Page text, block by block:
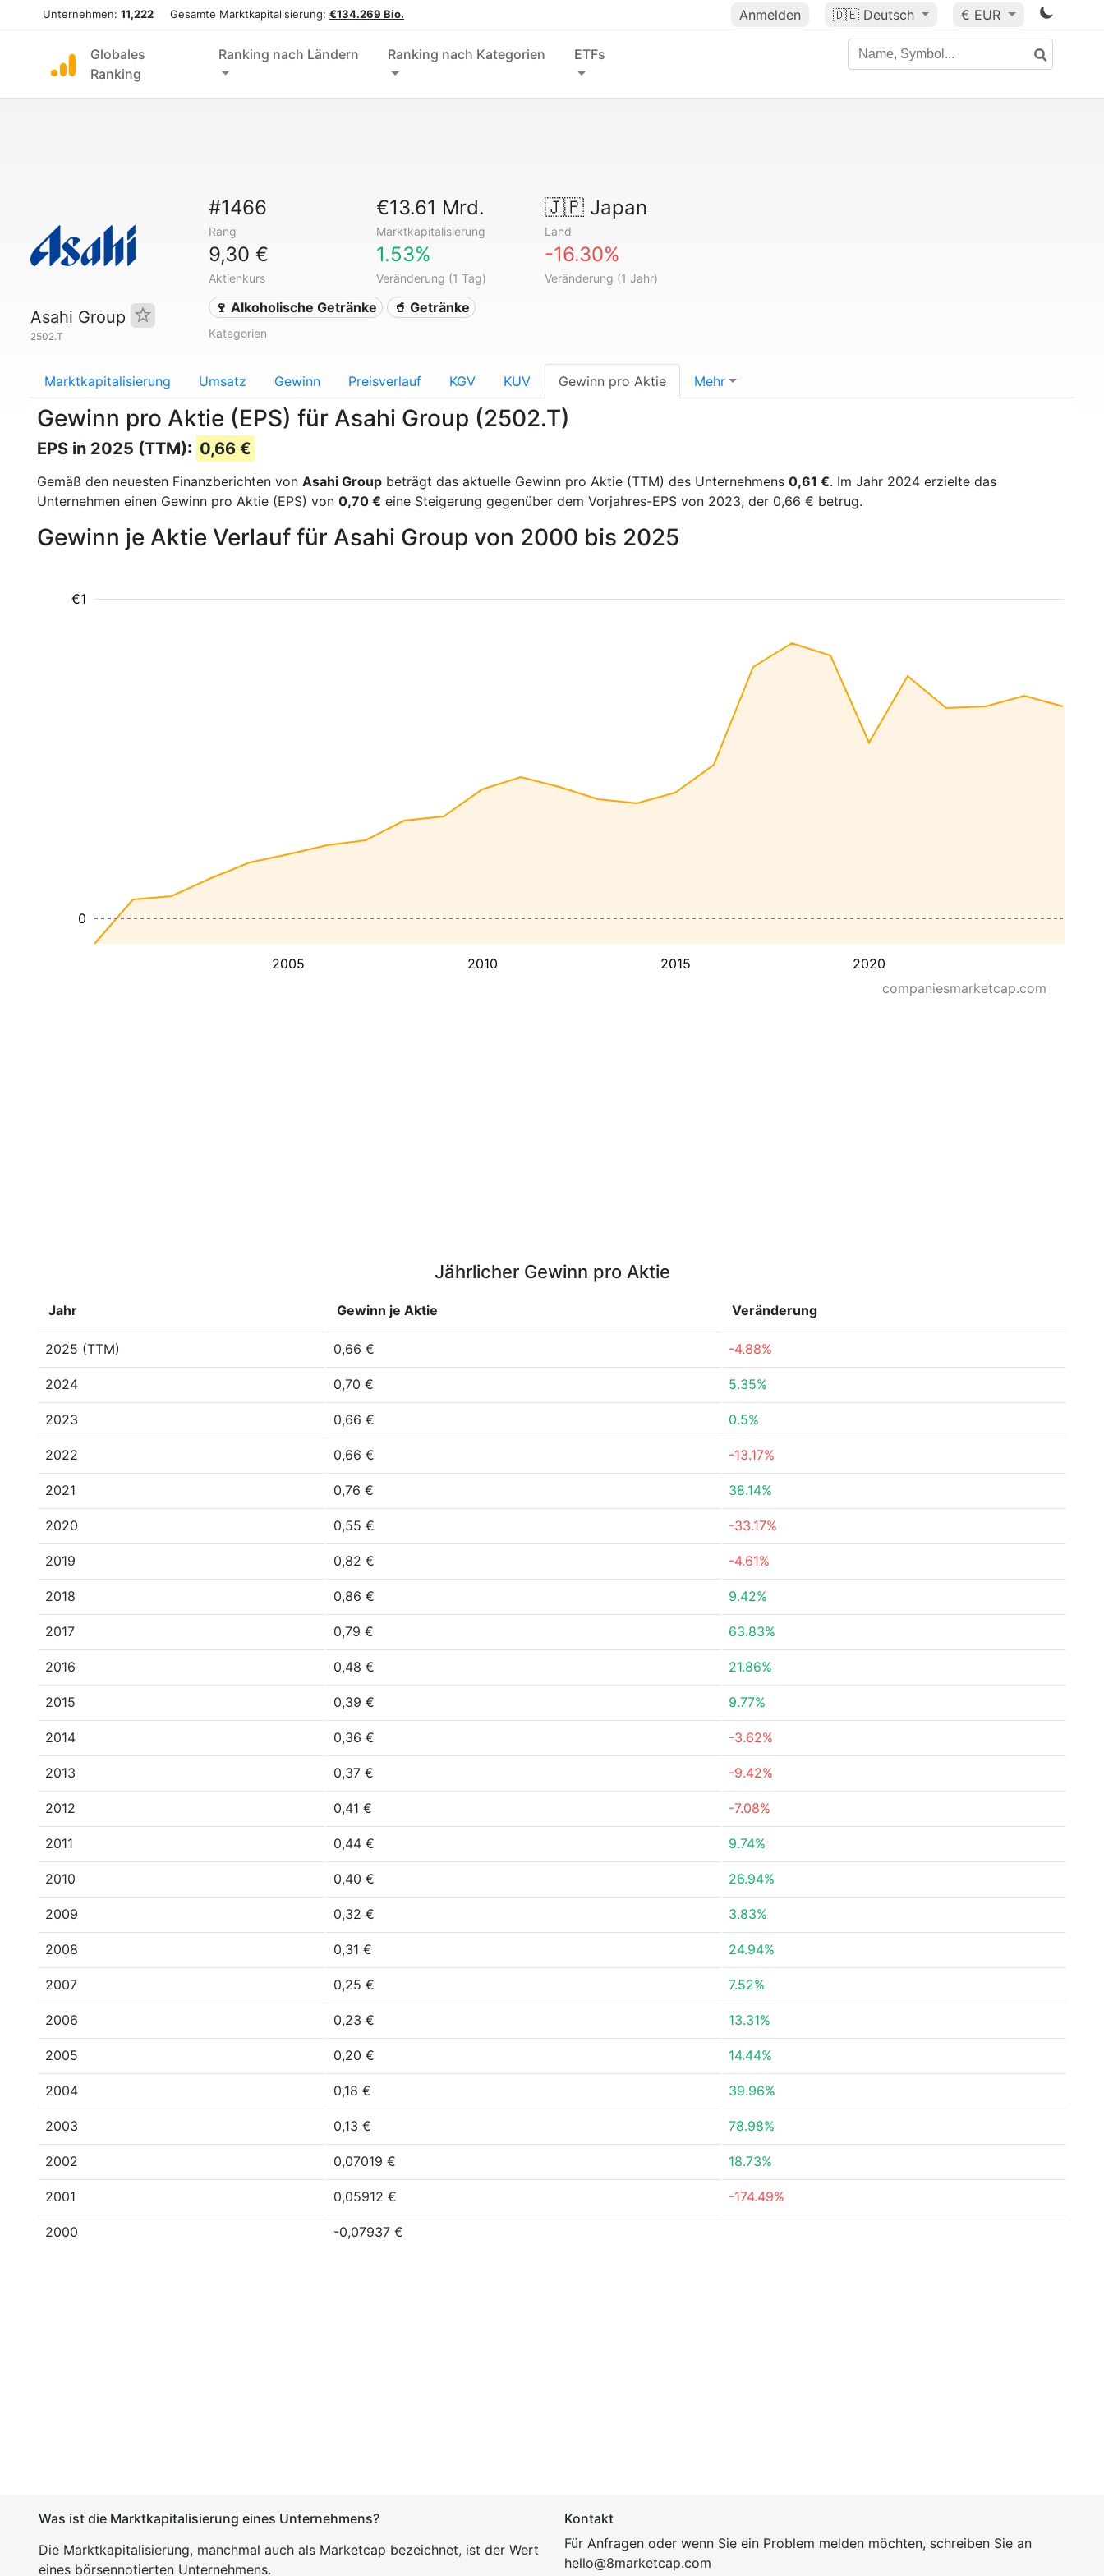
Unternehmen: 11,222 Gesamte Marktkapitalisierung: €134.269 Bio. Anmelden 🇩🇪 Deutsch € EUR
Globales
Ranking
Ranking nach Ländern Ranking nach Kategorien ETFs
Asahi Group
2502.T
#1466
Rang
€13.61 Mrd.
Marktkapitalisierung
🇯🇵Japan
Land
9,30 €
Aktienkurs
1.53%
Veränderung (1 Tag)
-16.30%
Veränderung (1 Jahr)
🍷 Alkoholische Getränke 🥤 Getränke
Kategorien
Marktkapitalisierung Umsatz Gewinn Preisverlauf KGV KUV Gewinn pro Aktie Mehr
Gewinn pro Aktie (EPS) für Asahi Group (2502.T)
EPS in 2025 (TTM): 0,66 €
Gemäß den neuesten Finanzberichten von Asahi Group beträgt das aktuelle Gewinn pro Aktie (TTM) des Unternehmens 0,61 €. Im Jahr 2024 erzielte das
Unternehmen einen Gewinn pro Aktie (EPS) von 0,70 € eine Steigerung gegenüber dem Vorjahres-EPS von 2023, der 0,66 € betrug.
Gewinn je Aktie Verlauf für Asahi Group von 2000 bis 2025
2005 2010 2015 2020
€1
0
companiesmarketcap.com
Jährlicher Gewinn pro Aktie
Jahr Gewinn je Aktie Veränderung
2025 (TTM) 0,66 € -4.88%
2024 0,70 € 5.35%
2023 0,66 € 0.5%
2022 0,66 € -13.17%
2021 0,76 € 38.14%
2020 0,55 € -33.17%
2019 0,82 € -4.61%
2018 0,86 € 9.42%
2017 0,79 € 63.83%
2016 0,48 € 21.86%
2015 0,39 € 9.77%
2014 0,36 € -3.62%
2013 0,37 € -9.42%
2012 0,41 € -7.08%
2011 0,44 € 9.74%
2010 0,40 € 26.94%
2009 0,32 € 3.83%
2008 0,31 € 24.94%
2007 0,25 € 7.52%
2006 0,23 € 13.31%
2005 0,20 € 14.44%
2004 0,18 € 39.96%
2003 0,13 € 78.98%
2002 0,07019 € 18.73%
2001 0,05912 € -174.49%
2000 -0,07937 €
Was ist die Marktkapitalisierung eines Unternehmens?
Die Marktkapitalisierung, manchmal auch als Marketcap bezeichnet, ist der Wert
eines börsennotierten Unternehmens.
Kontakt
Für Anfragen oder wenn Sie ein Problem melden möchten, schreiben Sie an
hello@8marketcap.com